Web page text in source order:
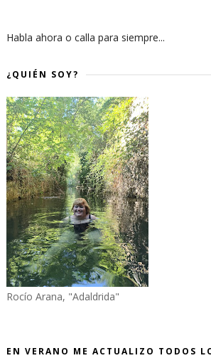
Habla ahora o calla para siempre...
¿QUIÉN SOY?
Rocío Arana, "Adaldrida"
EN VERANO ME ACTUALIZO TODOS